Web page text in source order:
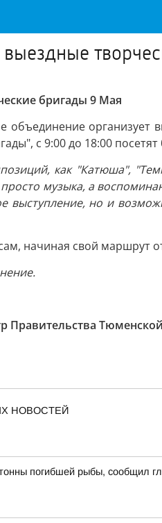
бригады 9 Мая
с 9:00 до 18:00
как "Катюша",
музыка, а
выступление, но и
начиная свой маршрут
НОВОСТЕЙ
погибшей рыбы, сообщил